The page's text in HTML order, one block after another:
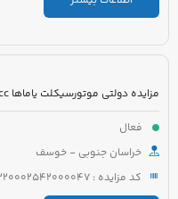
فعال
خراسان جنوبی - خوسف
کد مزایده : 5220002542000047